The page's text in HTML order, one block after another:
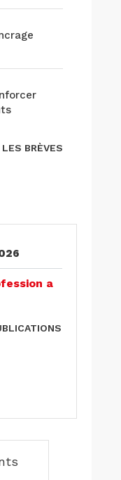
BRÈVES
a